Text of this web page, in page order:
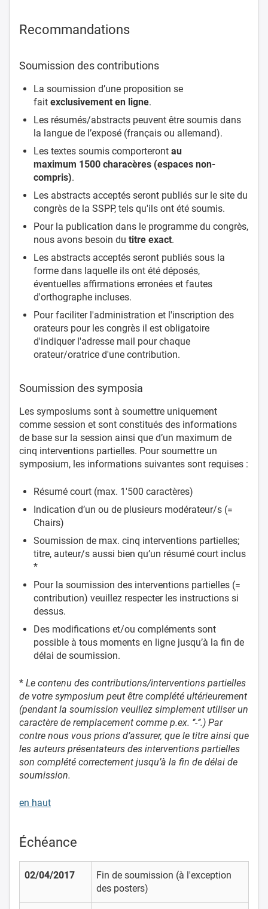
Recommandations
Soumission des contributions
La soumission d’une proposition se
fait exclusivement en ligne.
Les résumés/abstracts peuvent être soumis dans
la langue de l’exposé (français ou allemand).
Les textes soumis comporteront au
maximum 1500 characères (espaces non-
compris).
Les abstracts acceptés seront publiés sur le site du
congrès de la SSPP, tels qu'ils ont été soumis.
Pour la publication dans le programme du congrès,
nous avons besoin du titre exact.
Les abstracts acceptés seront publiés sous la
forme dans laquelle ils ont été déposés,
éventuelles affirmations erronées et fautes
d'orthographe incluses.
Pour faciliter l'administration et l'inscription des
orateurs pour les congrès il est obligatoire
d'indiquer l'adresse mail pour chaque
orateur/oratrice d'une contribution.
Soumission des symposia
Les symposiums sont à soumettre uniquement
comme session et sont constitués des informations
de base sur la session ainsi que d’un maximum de
cinq interventions partielles. Pour soumettre un
symposium, les informations suivantes sont requises :
Résumé court (max. 1'500 caractères)
Indication d’un ou de plusieurs modérateur/s (=
Chairs)
Soumission de max. cinq interventions partielles;
titre, auteur/s aussi bien qu’un résumé court inclus
*
Pour la soumission des interventions partielles (=
contribution) veuillez respecter les instructions si
dessus.
Des modifications et/ou compléments sont
possible à tous moments en ligne jusqu’à la fin de
délai de soumission.
* Le contenu des contributions/interventions partielles
de votre symposium peut être complété ultérieurement
(pendant la soumission veuillez simplement utiliser un
caractère de remplacement comme p.ex. ‘’-‘’.) Par
contre nous vous prions d’assurer, que le titre ainsi que
les auteurs présentateurs des interventions partielles
son complété correctement jusqu’à la fin de délai de
soumission.
en haut
Échéance
02/04/2017
Fin de soumission (à l'exception
des posters)